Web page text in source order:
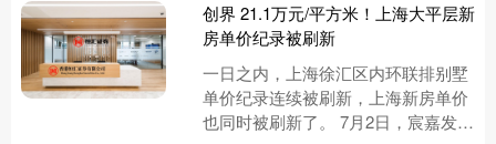
创界 21.1万元/平方米！上海大平层新
房单价纪录被刷新
一日之内，上海徐汇区内环联排别墅
单价纪录连续被刷新，上海新房单价
也同时被刷新了。 7月2日，宸嘉发展